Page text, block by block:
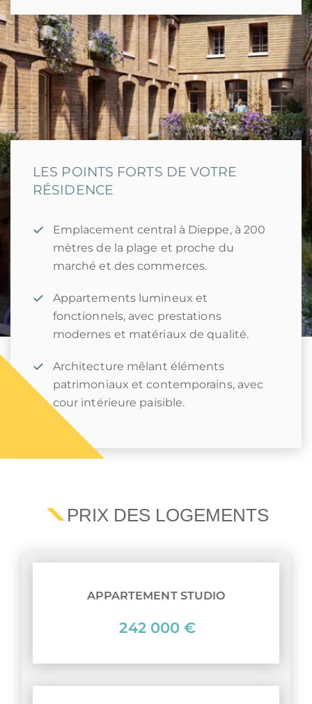
LES POINTS FORTS DE VOTRE
RÉSIDENCE
Emplacement central à Dieppe, à 200
mètres de la plage et proche du
marché et des commerces.
Appartements lumineux et
fonctionnels, avec prestations
modernes et matériaux de qualité.
Architecture mêlant éléments
patrimoniaux et contemporains, avec
cour intérieure paisible.
PRIX DES LOGEMENTS
APPARTEMENT STUDIO
242 000 €